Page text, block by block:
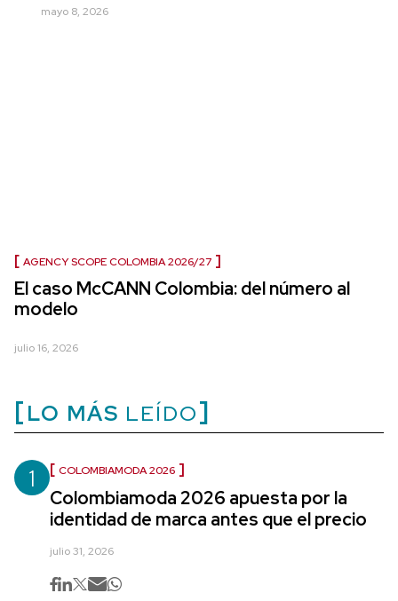
mayo 8, 2026
AGENCY SCOPE COLOMBIA 2026/27
El caso McCANN Colombia: del número al
modelo
julio 16, 2026
LO MÁS LEÍDO
1 COLOMBIAMODA 2026
Colombiamoda 2026 apuesta por la
identidad de marca antes que el precio
julio 31, 2026